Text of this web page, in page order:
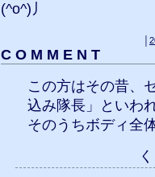
(^o^)丿
C O M M E N T
この方はその昔、
込み隊長」といわ
そのうちボディ全